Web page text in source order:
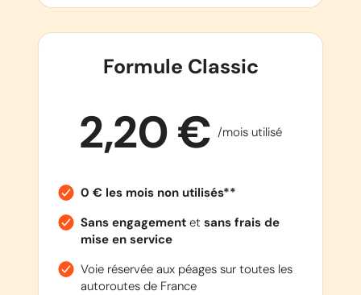
Formule Classic
2,20 € /mois utilisé
0 € les mois non utilisés**
Sans engagementet sans frais de
mise en service
Voie réservée aux péages sur toutes les
autoroutes de France